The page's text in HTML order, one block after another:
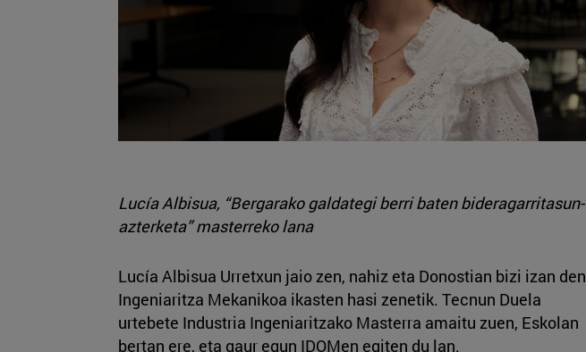
Lucía Albisua, “Bergarako galdategi berri baten bideragarritasun-
azterketa” masterreko lana
Lucía Albisua Urretxun jaio zen, nahiz eta Donostian bizi izan den
Ingeniaritza Mekanikoa ikasten hasi zenetik. Tecnun Duela
urtebete Industria Ingeniaritzako Masterra amaitu zuen, Eskolan
bertan ere, eta gaur egun IDOMen egiten du lan.